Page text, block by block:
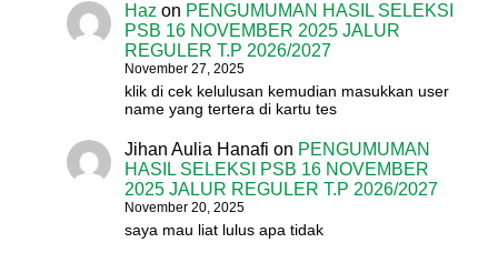
Haz on PENGUMUMAN HASIL SELEKSI
PSB 16 NOVEMBER 2025 JALUR
REGULER T.P 2026/2027
November 27, 2025
klik di cek kelulusan kemudian masukkan user
name yang tertera di kartu tes
Jihan Aulia Hanafi on PENGUMUMAN
HASIL SELEKSI PSB 16 NOVEMBER
2025 JALUR REGULER T.P 2026/2027
November 20, 2025
saya mau liat lulus apa tidak